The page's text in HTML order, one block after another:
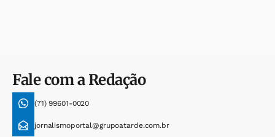
Fale com a Redação
(71) 99601-0020
jornalismoportal@grupoatarde.com.br